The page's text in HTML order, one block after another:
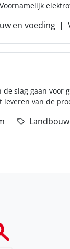
en voeding
de slag gaan
van de